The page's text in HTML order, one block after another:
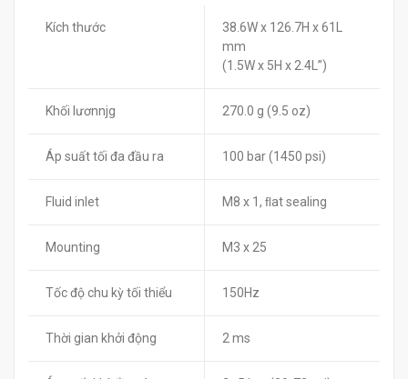
Kích thước
38.6W x 126.7H x 61L
mm
(1.5W x 5H x 2.4L”)
Khối lươnnjg 270.0 g (9.5 oz)
Áp suất tối đa đầu ra 100 bar (1450 psi)
Fluid inlet M8 x 1, ﬂat sealing
Mounting M3 x 25
Tốc độ chu kỳ tối thiểu 150Hz
Thời gian khởi động 2 ms